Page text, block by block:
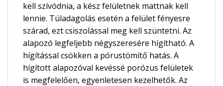
kell szívódnia, a kész felületnek mattnak kell
lennie. Túladagolás esetén a felület fényesre
szárad, ezt csiszolással meg kell szüntetni. Az
alapozó legfeljebb négyszeresére hígítható. A
hígítással csökken a pórustömítő hatás. A
hígított alapozóval kevéssé porózus felületek
is megfelelően, egyenletesen kezelhetők. Az